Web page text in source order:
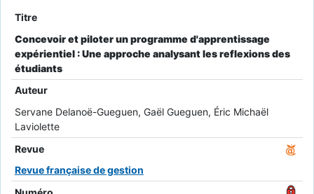
Titre
Concevoir et piloter un programme d'apprentissage
expérientiel : Une approche analysant les reflexions des
étudiants
Auteur
Servane Delanoë-Gueguen, Gaël Gueguen, Éric Michaël
Laviolette
Revue
Revue française de gestion